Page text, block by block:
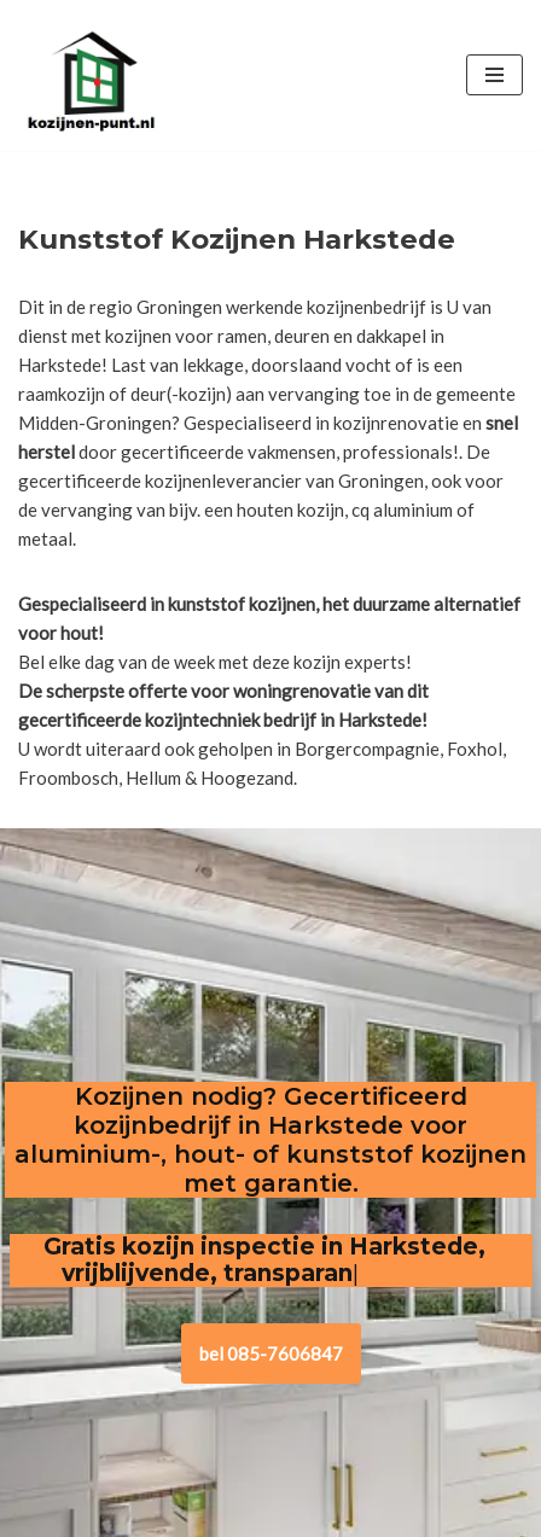
de
Kunststof Kozijnen Harkstede
Dit in de regio Groningen werkende kozijnenbedrijf is U van
dienst met kozijnen voor ramen, deuren en dakkapel in
Harkstede! Last van lekkage, doorslaand vocht of is een
raamkozijn of deur(-kozijn) aan vervanging toe in de gemeente
Midden-Groningen? Gespecialiseerd in kozijnrenovatie en snel
hersteldoor gecertificeerde vakmensen, professionals!. De
gecertificeerde kozijnenleverancier van Groningen, ook voor
de vervanging van bijv. een houten kozijn, cq aluminium of
metaal.
Gespecialiseerd in kunststof kozijnen, het duurzame alternatief
voor hout!
Bel elke dag van de week met deze kozijn experts!
De scherpsteofferte voor woningrenovatie van dit
gecertificeerde kozijntechniek bedrijf in Harkstede!
U wordt uiteraard ook geholpen in Borgercompagnie, Foxhol,
Froombosch, Hellum & Hoogezand.
Kozijnen nodig? Gecertificeerd
kozijnbedrijf in Harkstede voor
aluminium-, hout- of kunststof kozijnen
met garantie.
Gratis kozijn inspectie in Harkstede,
vrijblijvende, transparante offerte
bel 085-7606847